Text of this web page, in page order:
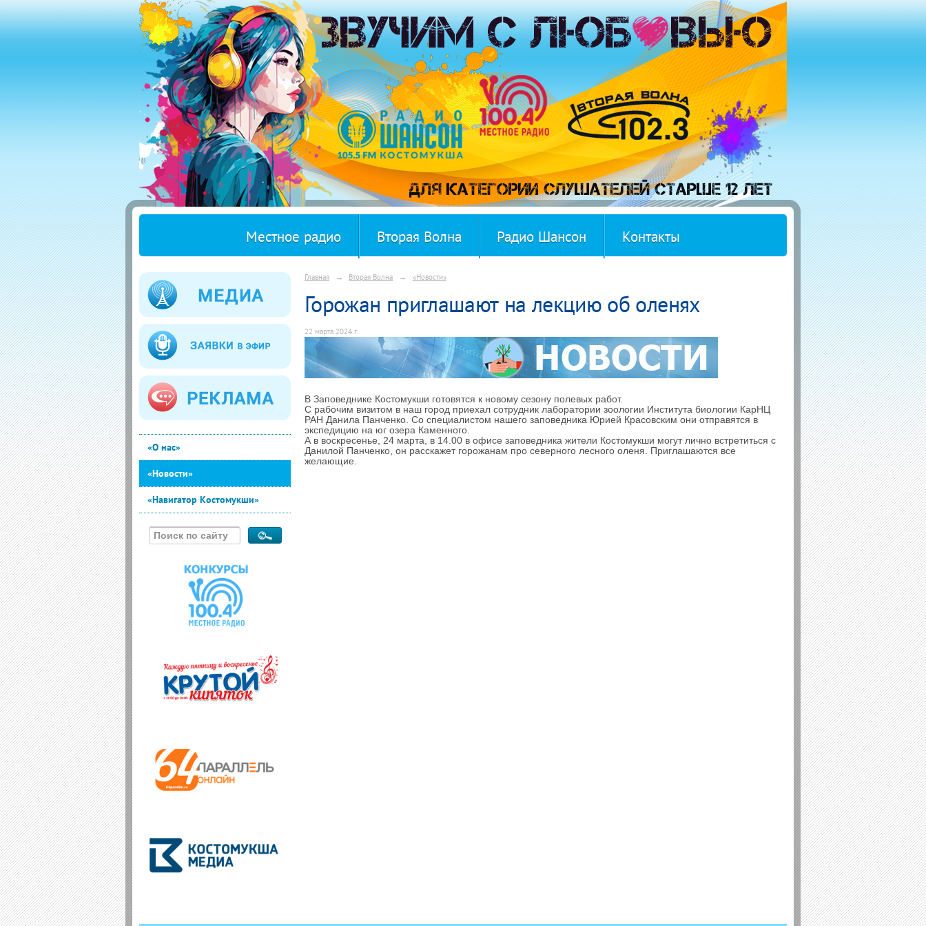
Местное радио Вторая Волна Радио Шансон Контакты
«О нас»
«Новости»
«Навигатор Костомукши»
Главная → Вторая Волна → «Новости»
Горожан приглашают на лекцию об оленях
22 марта 2024 г.
В Заповеднике Костомукши готовятся к новому сезону полевых работ.
С рабочим визитом в наш город приехал сотрудник лаборатории зоологии Института биологии КарНЦ
РАН Данила Панченко. Со специалистом нашего заповедника Юрией Красовским они отправятся в
экспедицию на юг озера Каменного.
А в воскресенье, 24 марта, в 14.00 в офисе заповедника жители Костомукши могут лично встретиться с
Данилой Панченко, он расскажет горожанам про северного лесного оленя. Приглашаются все
желающие.